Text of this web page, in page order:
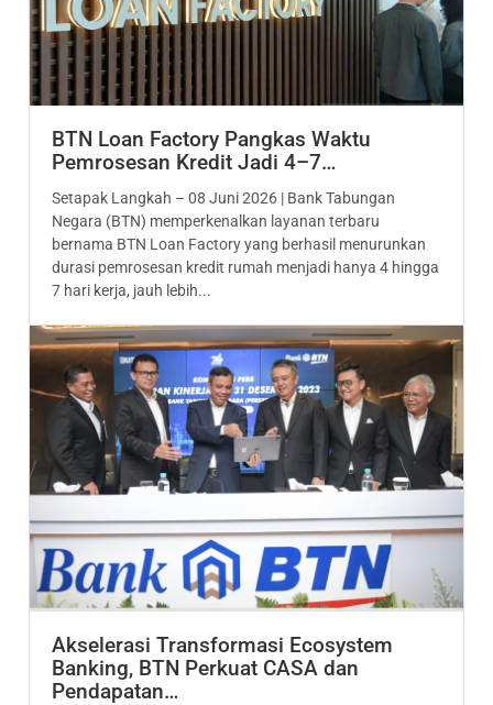
BTN Loan Factory Pangkas Waktu
Pemrosesan Kredit Jadi 4–7…
Setapak Langkah – 08 Juni 2026 | Bank Tabungan
Negara (BTN) memperkenalkan layanan terbaru
bernama BTN Loan Factory yang berhasil menurunkan
durasi pemrosesan kredit rumah menjadi hanya 4 hingga
7 hari kerja, jauh lebih...
Akselerasi Transformasi Ecosystem
Banking, BTN Perkuat CASA dan
Pendapatan…